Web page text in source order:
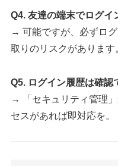
Q4. 友達の端末でログイ
→ 可能ですが、必ずロ
取りのリスクがあります
Q5. ログイン履歴は確認
→ 「セキュリティ管理
セスがあれば即対応を。